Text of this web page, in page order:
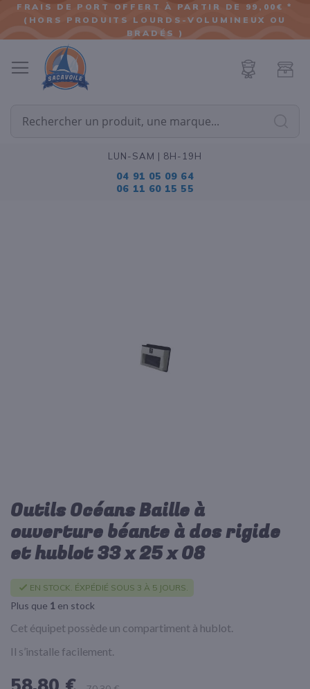
ALLER
AU
FRAIS DE PORT OFFERT À PARTIR DE 99,00€ *
(HORS PRODUITS LOURDS-VOLUMINEUX OU
BRADÉS )
LUN-SAM | 8H-19H
04 91 05 09 64
06 11 60 15 55
Passer
au
début
de
la
d’images
Outils Océans Baille à
ouverture béante à dos rigide
et hublot 33 x 25 x 08
EN STOCK. ÉXPÉDIÉ SOUS 3 À 5 JOURS.
Plus que 1 en stock
Cet équipet possède un compartiment à hublot.
Il s’installe facilement.